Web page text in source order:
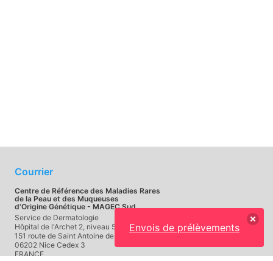
Courrier
Centre de Référence des Maladies Rares
de la Peau et des Muqueuses
d'Origine Génétique - MAGEC Sud
Service de Dermatologie
Hôpital de l'Archet 2, niveau 5
151 route de Saint Antoine de Ginestière - CS23079
06202 Nice Cedex 3
FRANCE
Envois de prélèvements